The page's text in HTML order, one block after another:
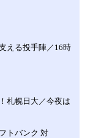
える投手陣／16時
札幌日大／今夜は
トバンク 対